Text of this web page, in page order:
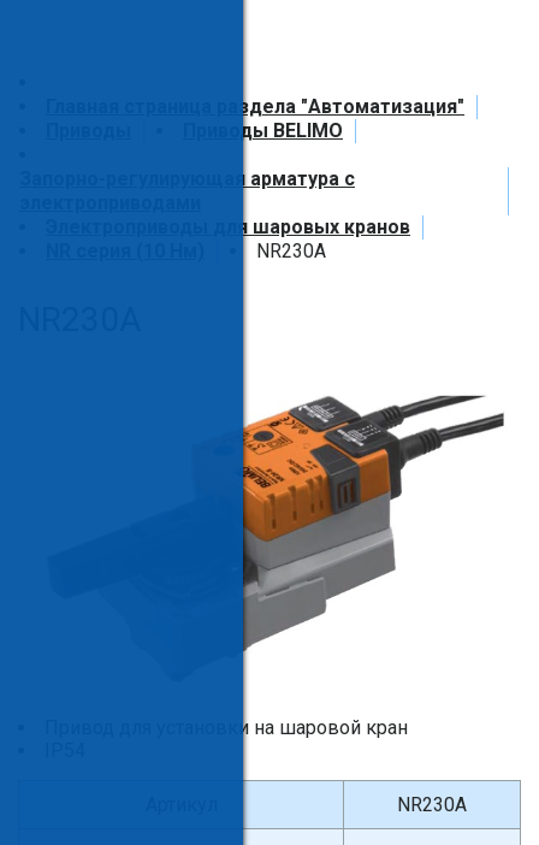
Главная страница раздела "Автоматизация"
Приводы BELIMO
Запорно-регулирующая арматура с
Электроприводы для шаровых кранов
NR230A
Привод для установки на шаровой кран
NR230A